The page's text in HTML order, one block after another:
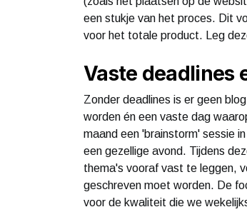
een stukje van het proces. Dit
voor het totale product. Leg
Vaste deadlines
Zonder deadlines is er geen
worden én een vaste dag
maand een 'brainstorm' sessie
een gezellige avond. Tijdens
thema's vooraf vast te leggen,
geschreven moet worden. De
voor de kwaliteit die we